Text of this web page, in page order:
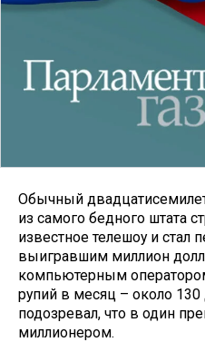
Обычный
из самого бедного штата
известное телешоу и
выигравшим миллион
компьютерным
рупий в месяц – около
подозревал, что в один
миллионером.